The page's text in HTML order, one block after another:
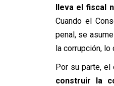
lleva el fiscal
Cuando el
penal, se
la corrupción, lo
Por su parte, el
construir la